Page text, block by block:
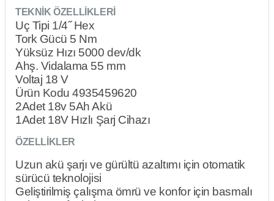
TEKNİK ÖZELLİKLERİ
Uç Tipi 1/4˝ Hex
Tork Gücü 5 Nm
Yüksüz Hızı 5000 dev/dk
Ahş. Vidalama 55 mm
Voltaj 18 V
Ürün Kodu 4935459620
2Adet 18v 5Ah Akü
1Adet 18V Hızlı Şarj Cihazı
ÖZELLİKLER
Uzun akü şarjı ve gürültü azaltımı için otomatik
sürücü teknolojisi
Geliştirilmiş çalışma ömrü ve konfor için basmalı